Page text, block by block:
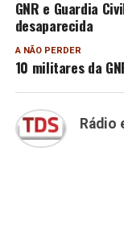
GNR e Guardia
desaparecida
A NÃO PERDER
10 militares da
Rádio